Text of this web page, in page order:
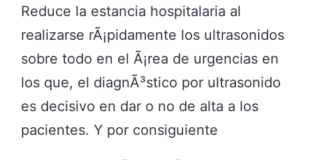
Reduce la estancia hospitalaria al
realizarse rÃ¡pidamente los ultrasonidos
sobre todo en el Ã¡rea de urgencias en
los que, el diagnÃ³stico por ultrasonido
es decisivo en dar o no de alta a los
pacientes. Y por consiguiente